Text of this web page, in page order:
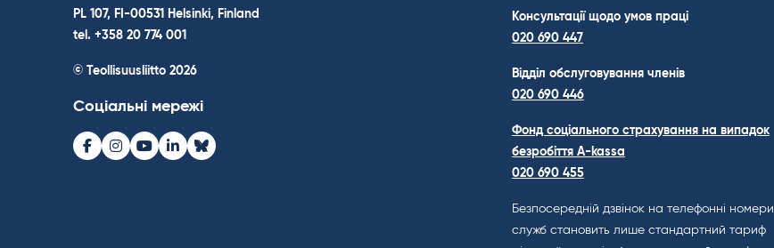
PL 107, FI-00531 Helsinki, Finland
tel. +358 20 774 001
© Teollisuusliitto 2026
Соціальні мережі
Facebook
Instagram
Youtube
LinkedInBluesky
Консультації щодо умов праці
020 690 447
Відділ обслуговування членів
020 690 446
Фонд соціального страхування на випадок
безробіття A-kassa
020 690 455
Безпосередній дзвінок на телефонні номери
служб становить лише стандартний тариф